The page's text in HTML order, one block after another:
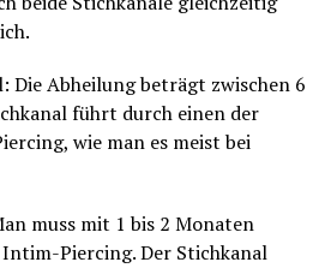
Die Abheilung beträgt zwischen 6
führt durch einen der
wie man es meist bei
muss mit 1 bis 2 Monaten
Piercing. Der Stichkanal